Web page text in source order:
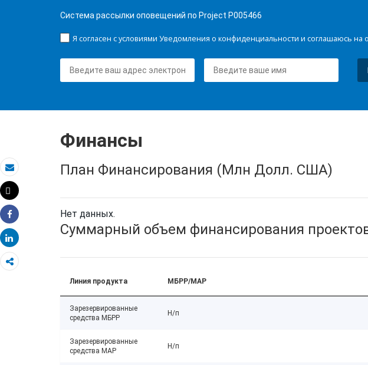
Электронная почта
Распечатать
Tweet
Share
Share
Система рассылки оповещений по Project P005466
Я согласен с условиями Уведомления о конфиденциальности и соглашаюсь
Финансы
План Финансирования (Млн Долл. США)
Нет данных.
Суммарный объем финансирования
Линия продукта МБРР/МАР
Зарезервированные
средства МБРР
Н/п
Зарезервированные
средства МАР
Н/п